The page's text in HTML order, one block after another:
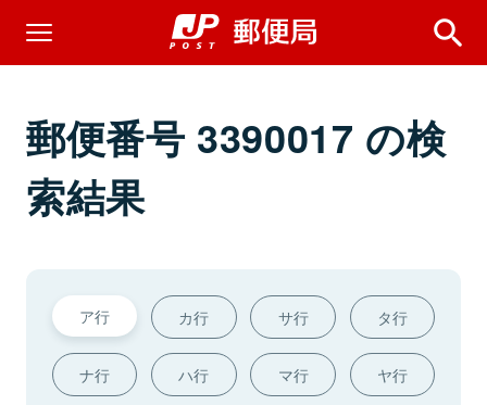
郵便番号 3390017 の検
索結果
ア行 カ行 サ行 タ行
ナ行 ハ行 マ行 ヤ行